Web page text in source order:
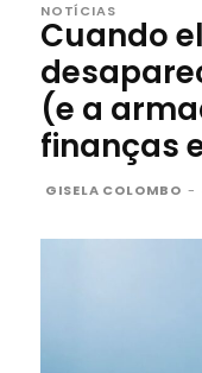
NOTÍCIAS
Cuando
(e a
finanças
GISELA COLOMBO -